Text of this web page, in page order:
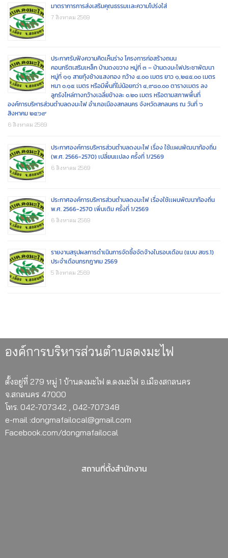
มาตราการการส่งเสริมคุณธรรมเเละความโปร่งใส่
7 สิงหาคม 2569
ประกาศรับฟังความคิดเห็นร่าง โครงการก่อสร้างถนน
คอนกรีตเสริมเหล็ก บ้านดงขวาง หมู่ที่ ๓ – บ้านดงมะไฟประชาพัฒนา
หมู่ที่ ๑๑ สายทุ้งช้างแสงทอง กว้าง ๔.๐๐ เมตร ยาว ๑,๒๔๕.๐๐ เมตร
หนา ๐.๑๕ เมตร หรือมีพื้นที่ไม่น้อยกว่า ๔,๙๘๐.๐๐ ตารางเมตร ลง
ลูกรังไหล่ทางกว้างเฉลี่ยข้างละ ๐.๒๐ เมตร หรือตามสภาพพื้นที่
องค์การบริหารส่วนตำบลดงมะไฟ อำเภอเมืองสกลนคร จังหวัดสกลนคร ณ วันที่ ๖
สิงหาคม ๒๕๖๙
6 สิงหาคม 2569
ประกาศองค์การบริหารส่วนตำบลดงมะไฟ เรื่อง ใช้เเผนพัฒนาท้องถิ่น
(พ.ศ. 2566-2570) เปลี่ยนเเปลง ครั้งที่ 1/2569
6 สิงหาคม 2569
ประกาศองค์การบริหารส่วนตำบลดงมะไฟ เรื่องใช้เเผนพัฒนาท้องถิ่น
พ.ศ. 2566-2570 เพิ่มเติม ครั้งที่ 1/2569
6 สิงหาคม 2569
รายงานสรุปผลการดำเนินการจัดซื้อจัดจ้างในรอบเดือน (แบบ สขร.1)
ประจำเดือนกรกฎาคม 2569
5 สิงหาคม 2569
องค์การบริหารส่วนตำบลดงมะไฟ
ตั้งอยู่ที่ 279 หมู่ 1 บ้านดงมะไฟ ต.ดงมะไฟ อ.เมืองสกลนคร
จ.สกลนคร 47000
โทร. 042-707342 , 042-707348
e-mail :dongmafailocal@gmail.com
Facebook.com/dongmafailocal
สถานที่ตั้งสำนักงาน